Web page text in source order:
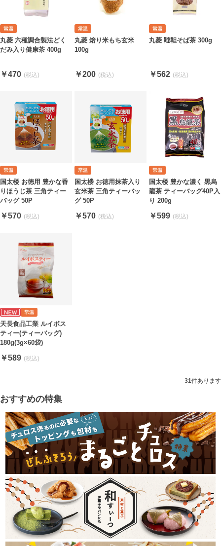
丸菱 六種調合製法どく
だみ入り健康茶 400g
￥470
丸菱 焙り米もち玄米
100g
￥200
丸菱 韃靼そば茶 300g
￥562
国太楼 お徳用 豊かな香
りほうじ茶 三角ティー
バッグ 50P
￥570
国太楼 お徳用抹茶入り
玄米茶 三角ティーバッ
グ 50P
￥570
国太楼 豊かな濃く 黒烏
龍茶 ティーバッグ40P入
り 200g
￥599
天長食品工業 ルイボス
ティー(ティーバッグ)
180g(3g×60袋)
￥589
31件あります
おすすめの特集